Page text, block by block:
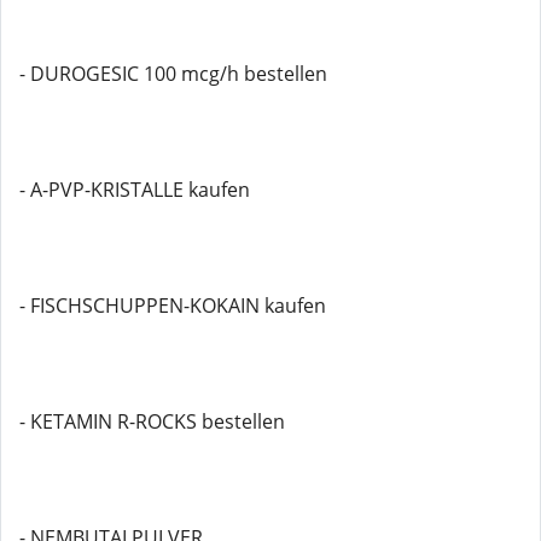
- DUROGESIC 100 mcg/h bestellen
- A-PVP-KRISTALLE kaufen
- FISCHSCHUPPEN-KOKAIN kaufen
- KETAMIN R-ROCKS bestellen